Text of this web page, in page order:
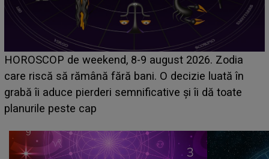
Emanuel a ținut ACEST DETALIU ASCUNS până
acum! În fața Alexandrei, concurentul din Casa Iubirii
face o MĂRTURISIRE NEAȘTEPTATĂ despre mama
sa: "I-am spus și ei în față, eu nu te iubesc pentru